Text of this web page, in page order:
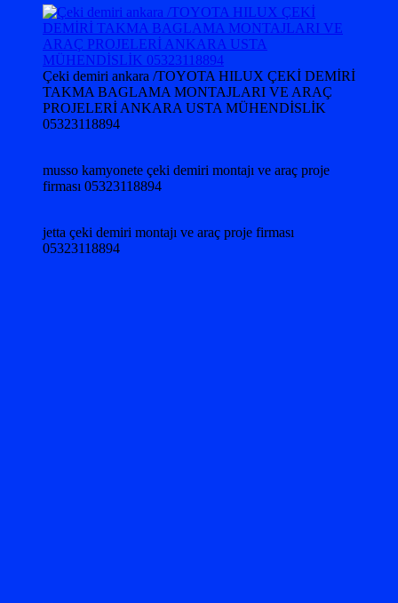
Çeki demiri ankara /TOYOTA HILUX ÇEKİ DEMİRİ
TAKMA BAGLAMA MONTAJLARI VE ARAÇ
PROJELERİ ANKARA USTA MÜHENDİSLİK
05323118894
musso kamyonete çeki demiri montajı ve araç proje
firması 05323118894
jetta çeki demiri montajı ve araç proje firması
05323118894